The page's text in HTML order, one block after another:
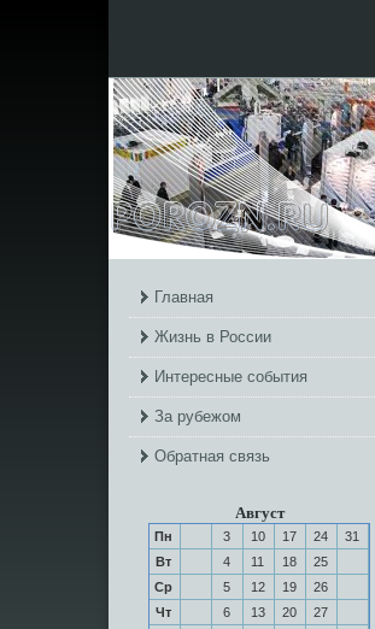
Главная
Жизнь в России
Интересные события
За рубежом
Обратная связь
Август
Пн 3 10 17 24
31
Вт
4 11 18
25
Ср
5 12 19
26
Чт
6 13 20
27